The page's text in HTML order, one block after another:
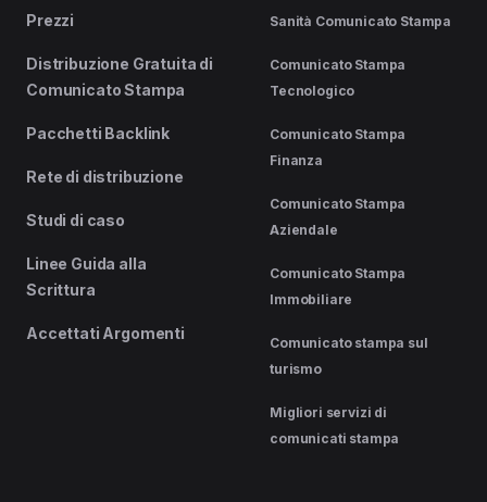
Prezzi
Distribuzione Gratuita di
Comunicato Stampa
Pacchetti Backlink
Rete di distribuzione
Studi di caso
Linee Guida alla
Scrittura
Accettati Argomenti
Sanità Comunicato Stampa
Comunicato Stampa
Tecnologico
Comunicato Stampa
Finanza
Comunicato Stampa
Aziendale
Comunicato Stampa
Immobiliare
Comunicato stampa sul
turismo
Migliori servizi di
comunicati stampa